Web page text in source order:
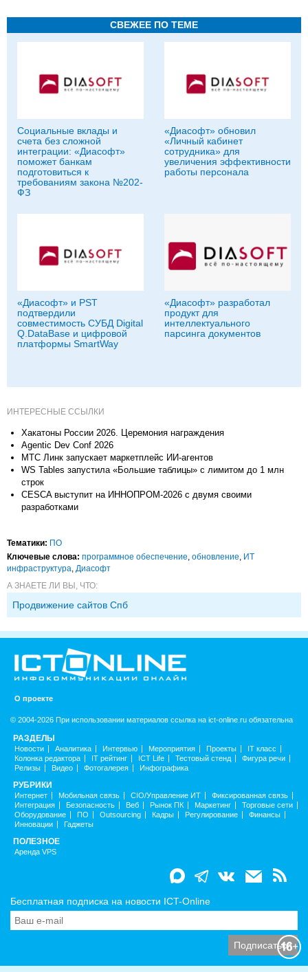
СВЕЖЕЕ ПО ТЕМЕ
Социальные вклады и
счета без сложной
интеграции: «Диасофт»
поможет банкам
подготовиться к
требованиям закона №202-
ФЗ
«Диасофт» обновил
«Личный кабинет
сотрудника» для
увеличения эффективности
работы персонала
«Диасофт» и PST
подтвердили
совместимость СУБД Digital
Q.DataBase и цифровой
платформы SmartWay
«Диасофт» разработал
продукт для
интеллектуального
парсинга документов
ИНТЕРЕСНЫЕ ССЫЛКИ
Хакатоны России 2026. Церемония награждения
Agentic Dev Conf 2026
МТС Линк запускает маркетплейс ИИ-агентов
WS Tables запустила «Большие таблицы» с лимитом до 1 млн
строк
CESCA выступит на ИННОПРОМ-2026 с двумя своими
разработками
Тематики: ПО
Ключевые слова: программное обеспечение, обновление, ИТ
инфраструктура, Диасофт
А ЗНАЕТЕ ЛИ ВЫ, ЧТО:
Продвижение сайтов Спб
О проекте
© 2004-2026 При использовании материалов ссылка на ict-online.ru обязательна
РАЗДЕЛЫ
Новости Аналитика Интервью Мероприятия Проекты
IT класс
Колонка редактора
IT рейтинг ICT Life Тестовый стенд
Фигура речи
Релизы
Видео Фотогалерея Инфографика
РУБРИКИ
Интернет Мобильная связь CIO/Управление ИТ
Фиксированная связь
Интеграция
Безопасность Веб Рынок ПК Маркетинг
Торговые сети
Оборудование
ПО Outsourcing Кадры Регулирование
Финансы
Инновации
Гаджеты
ПОЛЕЗНОЕ
Аренда VPS
Бесплатная подписка на новости ICT-Online